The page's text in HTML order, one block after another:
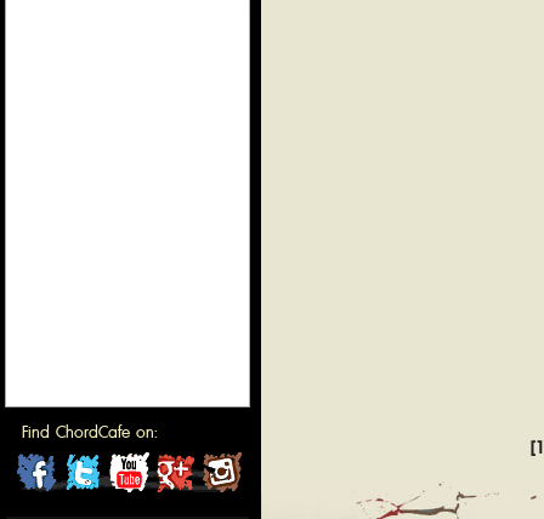
Find ChordCafe on:
ChordCafeChordCafeChordCafeChordCafe